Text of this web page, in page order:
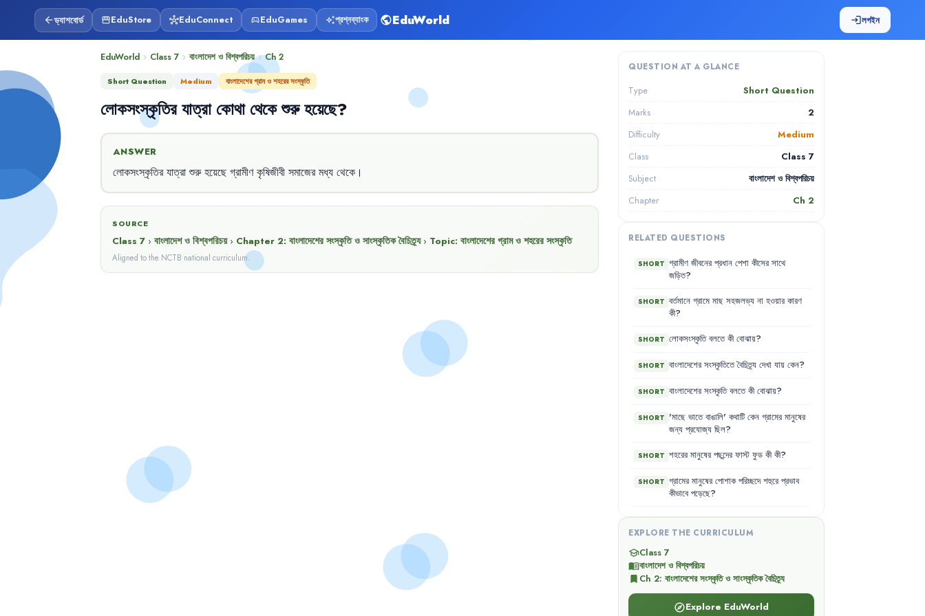
arrow_backড্যাশবোর্ড storefrontEduStore hubEduConnect sports_esportsEduGames auto_awesomeপ্রশ্নব্যাংক publicEduWorld loginলগইন
EduWorld chevron_right Class 7 chevron_right বাংলাদেশ ও বিশ্বপরিচয়chevron_rightCh 2
Short Question Medium বাংলাদেশের গ্রাম ও শহরের সংস্কৃতি
লোকসংস্কৃতির যাত্রা কোথা থেকে শুরু হয়েছে?
ANSWER
লোকসংস্কৃতির যাত্রা শুরু হয়েছে গ্রামীণ কৃষিজীবী সমাজের মধ্য থেকে।
SOURCE
Class 7 › বাংলাদেশ ও বিশ্বপরিচয় › Chapter 2: বাংলাদেশের সংস্কৃতি ও সাংস্কৃতিক বৈচিত্র্য › Topic: বাংলাদেশের গ্রাম ও শহরের সংস্কৃতি
Aligned to the NCTB national curriculum.
QUESTION AT A GLANCE
Type Short Question
Marks 2
Difficulty Medium
Class Class 7
Subject বাংলাদেশ ও বিশ্বপরিচয়
Chapter Ch 2
RELATED QUESTIONS
SHORT গ্রামীণ জীবনের প্রধান পেশা কীসের সাথে
জড়িত?
SHORT বর্তমানে গ্রামে মাছ সহজলভ্য না হওয়ার কারণ
কী?
SHORT লোকসংস্কৃতি বলতে কী বোঝায়?
SHORT বাংলাদেশের সংস্কৃতিতে বৈচিত্র্য দেখা যায় কেন?
SHORT বাংলাদেশের সংস্কৃতি বলতে কী বোঝায়?
SHORT 'মাছে ভাতে বাঙালি' কথাটি কেন গ্রামের মানুষের
জন্য প্রযোজ্য ছিল?
SHORT শহরের মানুষের পছন্দের ফাস্ট ফুড কী কী?
SHORT গ্রামের মানুষের পোশাক পরিচ্ছদে শহুরে প্রভাব
কীভাবে পড়েছে?
EXPLORE THE CURRICULUM
schoolClass 7
menu_bookবাংলাদেশ ও বিশ্বপরিচয়
bookmark Ch 2: বাংলাদেশের সংস্কৃতি ও সাংস্কৃতিক বৈচিত্র্য
exploreExplore EduWorld